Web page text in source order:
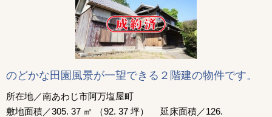
のどかな田園風景が一望できる２階建の物件です。
所在地／南あわじ市阿万塩屋町
敷地面積／305. 37 ㎡ （92. 37 坪） 延床面積／126.